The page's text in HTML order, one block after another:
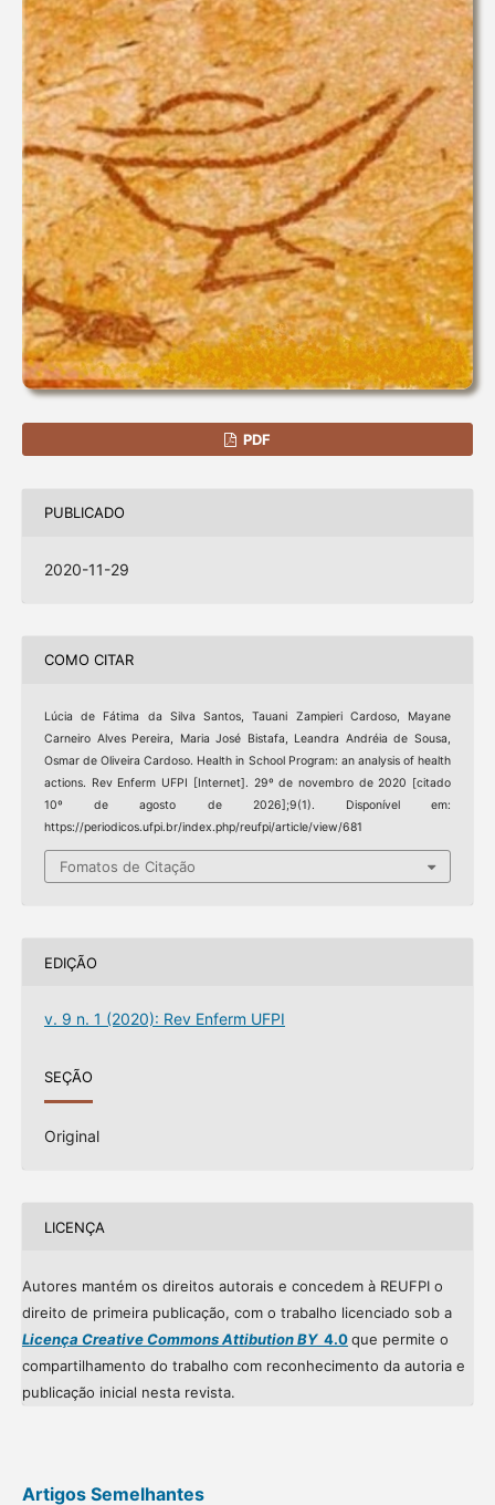
PDF
PUBLICADO
2020-11-29
COMO CITAR
Lúcia de Fátima da Silva Santos, Tauani Zampieri Cardoso, Mayane
Carneiro Alves Pereira, Maria José Bistafa, Leandra Andréia de Sousa,
Osmar de Oliveira Cardoso. Health in School Program: an analysis of health
actions. Rev Enferm UFPI [Internet]. 29º de novembro de 2020 [citado
10º de agosto de 2026];9(1). Disponível em:
https://periodicos.ufpi.br/index.php/reufpi/article/view/681
Fomatos de Citação
EDIÇÃO
v. 9 n. 1 (2020): Rev Enferm UFPI
SEÇÃO
Original
LICENÇA
Autores mantém os direitos autorais e concedem à REUFPI o
direito de primeira publicação, com o trabalho licenciado sob a
Licença Creative Commons Attibution BY4.0que permite o
compartilhamento do trabalho com reconhecimento da autoria e
publicação inicial nesta revista.
Artigos Semelhantes